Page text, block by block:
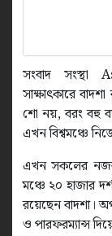
সংবাদ
সাক্ষাৎকারে
শো নয়, বরং বহু
এখন বিশ্বমঞ্চে
এখন সকলের নজর
মঞ্চে ২০ হাজার
রয়েছেন বাদশা।
ও পারফরম্যান্স